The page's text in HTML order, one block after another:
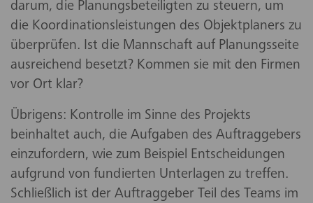
darum, die Planungsbeteiligten zu steuern, um
die Koordinationsleistungen des Objektplaners zu
überprüfen. Ist die Mannschaft auf Planungsseite
ausreichend besetzt? Kommen sie mit den Firmen
vor Ort klar?
Übrigens: Kontrolle im Sinne des Projekts
beinhaltet auch, die Aufgaben des Auftraggebers
einzufordern, wie zum Beispiel Entscheidungen
aufgrund von fundierten Unterlagen zu treffen.
Schließlich ist der Auftraggeber Teil des Teams im